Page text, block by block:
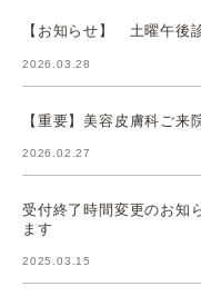
【お知らせ】 土曜午後
2026.03.28
【重要】美容皮膚科ご来
2026.02.27
受付終了時間変更のお知
ます
2025.03.15